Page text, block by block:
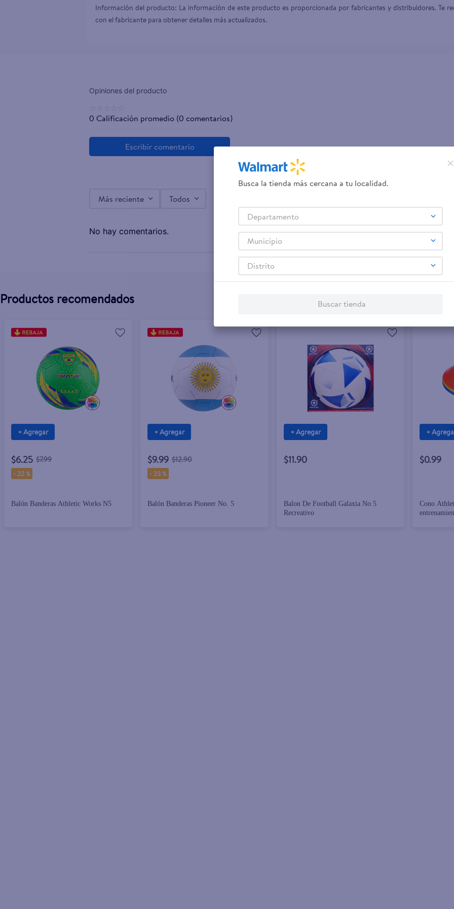
Información del producto: La información de este producto es proporcionada por fabricantes y distribuidores. Te
con el fabricante para obtener detalles más actualizados.
0 Calificación promedio (0 comentarios)
Más reciente Todos
No hay comentarios.
Productos recomendados
+ Agregar
$6.25 $7.99
-22 %
Balón Banderas Athletic Works N5
+ Agregar
$9.99 $12.90
-23 %
Balón Banderas Pioneer No. 5
+ Agregar
$11.90
Balon De Football Galaxia No 5
Recreativo
+
$0.99
Cono
Busca la tienda más cercana a tu localidad.
Departamento
Municipio
Distrito
Buscar tienda